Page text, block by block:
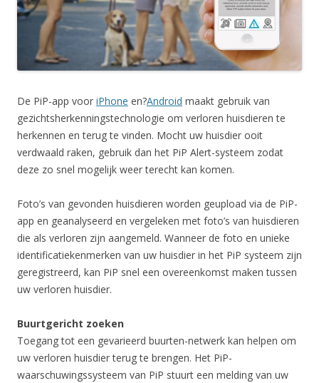
De PiP-app voor iPhone en?Android maakt gebruik van
gezichtsherkenningstechnologie om verloren huisdieren te
herkennen en terug te vinden. Mocht uw huisdier ooit
verdwaald raken, gebruik dan het PiP Alert-systeem zodat
deze zo snel mogelijk weer terecht kan komen.
Foto’s van gevonden huisdieren worden geupload via de PiP-
app en geanalyseerd en vergeleken met foto’s van huisdieren
die als verloren zijn aangemeld. Wanneer de foto en unieke
identificatiekenmerken van uw huisdier in het PiP systeem zijn
geregistreerd, kan PiP snel een overeenkomst maken tussen
uw verloren huisdier.
Buurtgericht zoeken
Toegang tot een gevarieerd buurten-netwerk kan helpen om
uw verloren huisdier terug te brengen. Het PiP-
waarschuwingssysteem van PiP stuurt een melding van uw